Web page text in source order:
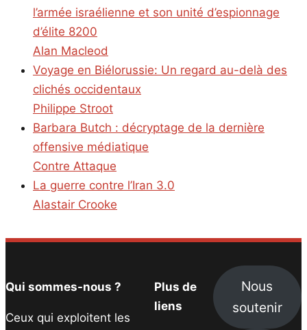
l’armée israélienne et son unité d’espionnage
d’élite 8200
Alan Macleod
Voyage en Biélorussie: Un regard au-delà des
clichés occidentaux
Philippe Stroot
Barbara Butch : décryptage de la dernière
offensive médiatique
Contre Attaque
La guerre contre l’Iran 3.0
Alastair Crooke
Qui sommes-nous ?
Ceux qui exploitent les
Plus de
liens
Nous
soutenir